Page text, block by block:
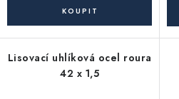
Lisovací uhlíková ocel roura
42 x 1,5